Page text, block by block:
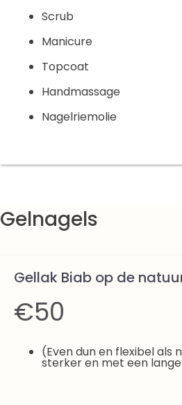
Scrub
Manicure
Topcoat
Handmassage
Nagelriemolie
Gelnagels
Gellak Biab op de
€50
(Even dun en flexibel als
sterker en met een